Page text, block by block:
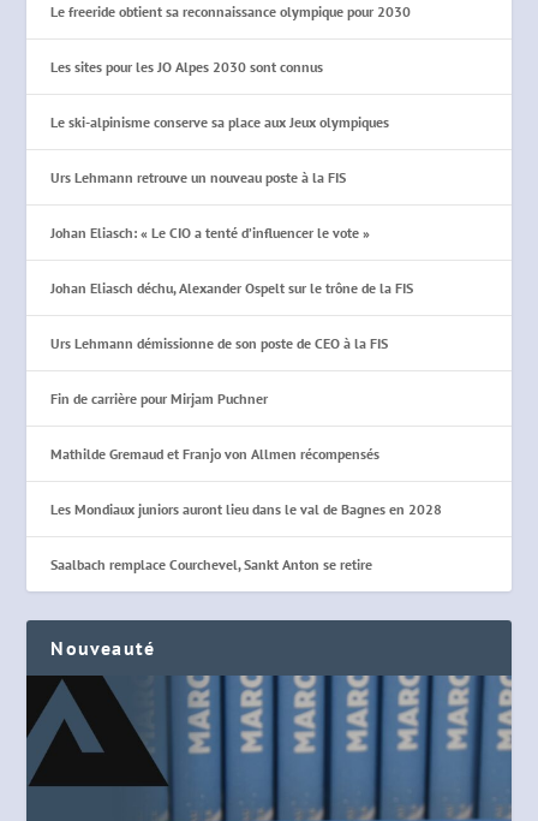
Le freeride obtient sa reconnaissance olympique pour 2030
Les sites pour les JO Alpes 2030 sont connus
Le ski-alpinisme conserve sa place aux Jeux olympiques
Urs Lehmann retrouve un nouveau poste à la FIS
Johan Eliasch: « Le CIO a tenté d’influencer le vote »
Johan Eliasch déchu, Alexander Ospelt sur le trône de la FIS
Urs Lehmann démissionne de son poste de CEO à la FIS
Fin de carrière pour Mirjam Puchner
Mathilde Gremaud et Franjo von Allmen récompensés
Les Mondiaux juniors auront lieu dans le val de Bagnes en 2028
Saalbach remplace Courchevel, Sankt Anton se retire
Nouveauté